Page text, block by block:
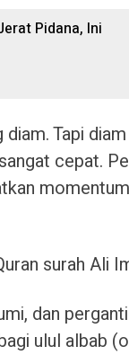
Pidana, Ini
Tapi
cepat.
surah Ali
dan
ulul albab